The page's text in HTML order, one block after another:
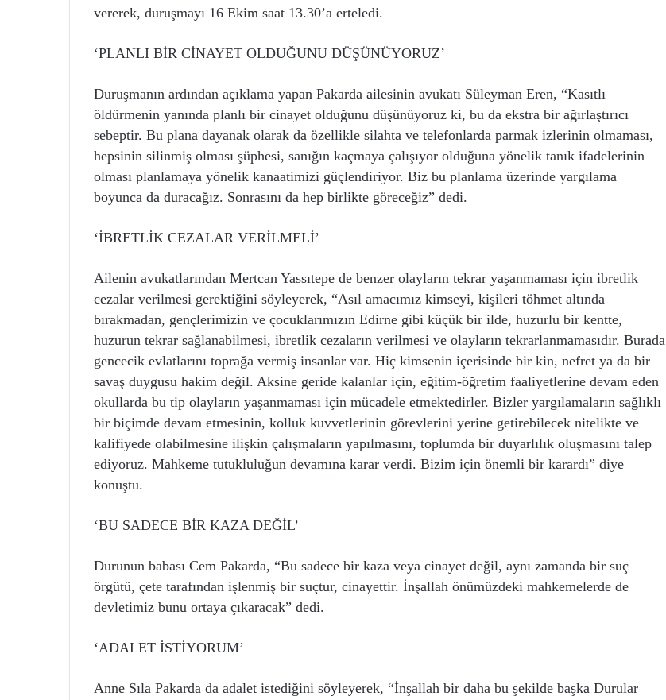
vererek, duruşmayı 16 Ekim saat 13.30’a erteledi.
‘PLANLI BİR CİNAYET OLDUĞUNU DÜŞÜNÜYORUZ’
Duruşmanın ardından açıklama yapan Pakarda ailesinin avukatı Süleyman Eren, “Kasıtlı
öldürmenin yanında planlı bir cinayet olduğunu düşünüyoruz ki, bu da ekstra bir ağırlaştırıcı
sebeptir. Bu plana dayanak olarak da özellikle silahta ve telefonlarda parmak izlerinin olmaması,
hepsinin silinmiş olması şüphesi, sanığın kaçmaya çalışıyor olduğuna yönelik tanık ifadelerinin
olması planlamaya yönelik kanaatimizi güçlendiriyor. Biz bu planlama üzerinde yargılama
boyunca da duracağız. Sonrasını da hep birlikte göreceğiz” dedi.
‘İBRETLİK CEZALAR VERİLMELİ’
Ailenin avukatlarından Mertcan Yassıtepe de benzer olayların tekrar yaşanmaması için ibretlik
cezalar verilmesi gerektiğini söyleyerek, “Asıl amacımız kimseyi, kişileri töhmet altında
bırakmadan, gençlerimizin ve çocuklarımızın Edirne gibi küçük bir ilde, huzurlu bir kentte,
huzurun tekrar sağlanabilmesi, ibretlik cezaların verilmesi ve olayların tekrarlanmamasıdır. Burada
gencecik evlatlarını toprağa vermiş insanlar var. Hiç kimsenin içerisinde bir kin, nefret ya da bir
savaş duygusu hakim değil. Aksine geride kalanlar için, eğitim-öğretim faaliyetlerine devam eden
okullarda bu tip olayların yaşanmaması için mücadele etmektedirler. Bizler yargılamaların sağlıklı
bir biçimde devam etmesinin, kolluk kuvvetlerinin görevlerini yerine getirebilecek nitelikte ve
kalifiyede olabilmesine ilişkin çalışmaların yapılmasını, toplumda bir duyarlılık oluşmasını talep
ediyoruz. Mahkeme tutukluluğun devamına karar verdi. Bizim için önemli bir karardı” diye
konuştu.
‘BU SADECE BİR KAZA DEĞİL’
Durunun babası Cem Pakarda, “Bu sadece bir kaza veya cinayet değil, aynı zamanda bir suç
örgütü, çete tarafından işlenmiş bir suçtur, cinayettir. İnşallah önümüzdeki mahkemelerde de
devletimiz bunu ortaya çıkaracak” dedi.
‘ADALET İSTİYORUM’
Anne Sıla Pakarda da adalet istediğini söyleyerek, “İnşallah bir daha bu şekilde başka Durular